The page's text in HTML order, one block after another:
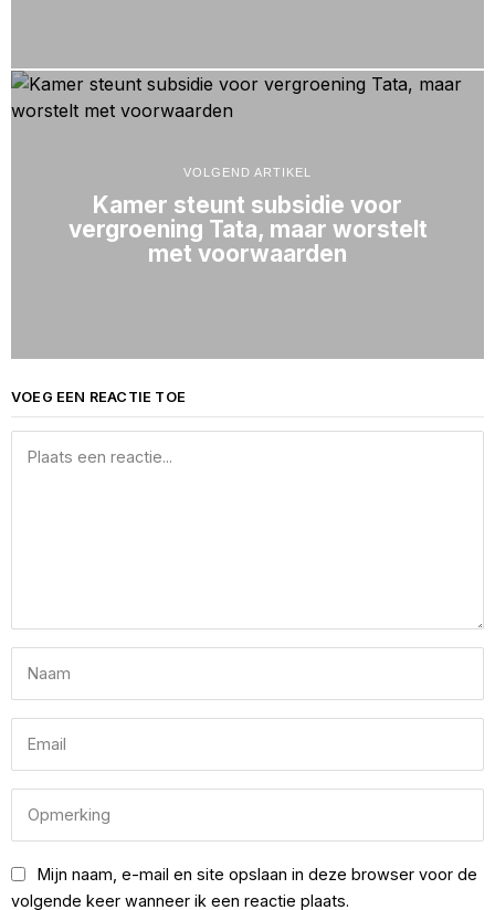
VOLGEND ARTIKEL
Kamer steunt subsidie voor
vergroening Tata, maar worstelt
met voorwaarden
VOEG EEN REACTIE TOE
Mijn naam, e-mail en site opslaan in deze browser voor de
volgende keer wanneer ik een reactie plaats.